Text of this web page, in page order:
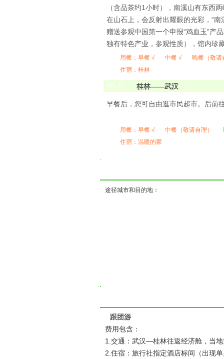
（含品茶约1小时），南溪山有东西
在山石上，会反射出耀眼的光彩，“
赠送参观中国第一个申报“鸡血玉”
独有特色产业，参观性质），馆内珍
用餐： 早餐 √ 中餐 √
晚餐（敬请
住宿：桂林
第5天 桂林——武汉
早餐后，您可自由逛市民超市。后前
用餐： 早餐 √ 中餐（敬请自理）
住宿：温暖的家
途径城市和目的地：
跟团游
费用包含：
1.交通：武汉—桂林往返经济舱，当
2.住宿：旅行社指定酒店标间（出现